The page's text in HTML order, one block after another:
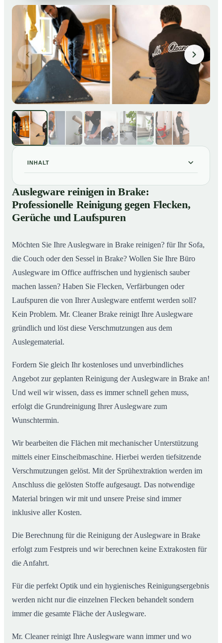
INHALT
01 Auslegware reinigen in Brake: Professionelle
Reinigung gegen Flecken, Gerüche und Laufspuren
02 So wird Auslegware in Brake professionell gereinigt
Auslegware reinigen in Brake:
Professionelle Reinigung gegen Flecken,
Gerüche und Laufspuren
Möchten Sie Ihre Auslegware in Brake reinigen? für Ihr Sofa,
die Couch oder den Sessel in Brake? Wollen Sie Ihre Büro
Auslegware im Office auffrischen und hygienisch sauber
machen lassen? Haben Sie Flecken, Verfärbungen oder
Laufspuren die von Ihrer Auslegware entfernt werden soll?
Kein Problem. Mr. Cleaner Brake reinigt Ihre Auslegware
gründlich und löst diese Verschmutzungen aus dem
Auslegematerial.
Fordern Sie gleich Ihr kostenloses und unverbindliches
Angebot zur geplanten Reinigung der Auslegware in Brake an!
Und weil wir wissen, dass es immer schnell gehen muss,
erfolgt die Grundreinigung Ihrer Auslegware zum
Wunschtermin.
Wir bearbeiten die Flächen mit mechanischer Unterstützung
mittels einer Einscheibmaschine. Hierbei werden tiefsitzende
Verschmutzungen gelöst. Mit der Sprühextraktion werden im
Anschluss die gelösten Stoffe aufgesaugt. Das notwendige
Material bringen wir mit und unsere Preise sind immer
inklusive aller Kosten.
Die Berechnung für die Reinigung der Auslegware in Brake
erfolgt zum Festpreis und wir berechnen keine Extrakosten für
die Anfahrt.
Für die perfekt Optik und ein hygienisches Reinigungsergebnis
werden nicht nur die einzelnen Flecken behandelt sondern
immer die gesamte Fläche der Auslegware.
Mr. Cleaner reinigt Ihre Auslegware wann immer und wo